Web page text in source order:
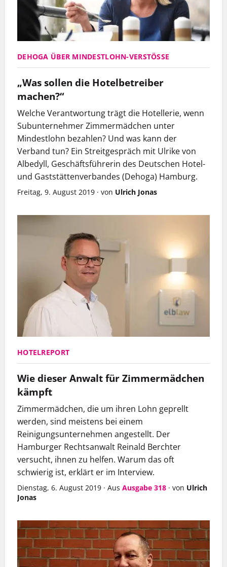
DEHOGA ÜBER MINDESTLOHN-VERSTÖSSE
„Was sollen die Hotelbetreiber
machen?“
Welche Verantwortung trägt die Hotellerie, wenn
Subunternehmer Zimmermädchen unter
Mindestlohn bezahlen? Und was kann der
Verband tun? Ein Streitgespräch mit Ulrike von
Albedyll, Geschäftsführerin des Deutschen Hotel-
und Gaststättenverbandes (Dehoga) Hamburg.
Freitag, 9. August 2019 · von Ulrich Jonas
HOTELREPORT
Wie dieser Anwalt für Zimmermädchen
kämpft
Zimmermädchen, die um ihren Lohn geprellt
werden, sind meistens bei einem
Reinigungsunternehmen angestellt. Der
Hamburger Rechtsanwalt Reinald Berchter
versucht, ihnen zu helfen. Warum das oft
schwierig ist, erklärt er im Interview.
Dienstag, 6. August 2019 · Aus Ausgabe 318 · von Ulrich
Jonas